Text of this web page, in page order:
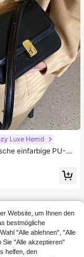
Luxe Hemd
einfarbige PU-Ra
Schultertasche,
Tasche, Klappe
Damenhandtas
Website, um Ihnen den
bestmögliche
"Alle ablehnen", "Alle
Sie "Alle akzeptieren"
helfen, den